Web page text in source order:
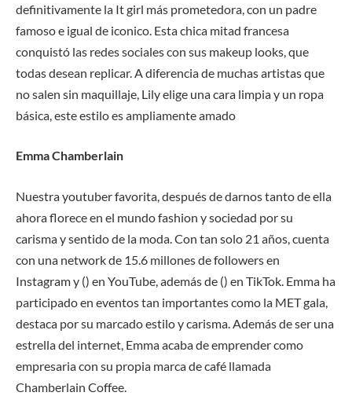
definitivamente la It girl más prometedora, con un padre
famoso e igual de iconico. Esta chica mitad francesa
conquistó las redes sociales con sus makeup looks, que
todas desean replicar. A diferencia de muchas artistas que
no salen sin maquillaje, Lily elige una cara limpia y un ropa
básica, este estilo es ampliamente amado
Emma Chamberlain
Nuestra youtuber favorita, después de darnos tanto de ella
ahora florece en el mundo fashion y sociedad por su
carisma y sentido de la moda. Con tan solo 21 años, cuenta
con una network de 15.6 millones de followers en
Instagram y () en YouTube, además de () en TikTok. Emma ha
participado en eventos tan importantes como la MET gala,
destaca por su marcado estilo y carisma. Además de ser una
estrella del internet, Emma acaba de emprender como
empresaria con su propia marca de café llamada
Chamberlain Coffee.